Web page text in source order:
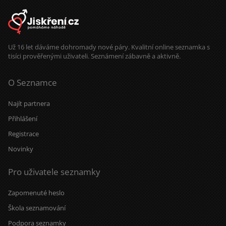
Už 16 let dáváme dohromady nové páry. Kvalitní online seznamka s
tisíci prověřenými uživateli. Seznámení zábavně a aktivně.
O Seznamce
Najít partnera
Přihlášení
Registrace
Novinky
Pro uživatele seznamky
Zapomenuté heslo
Škola seznamování
Podpora seznamky